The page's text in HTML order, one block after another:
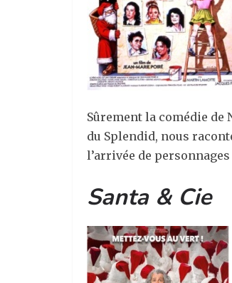
Sûrement la comédie de
du Splendid, nous
l’arrivée de
Santa & Cie